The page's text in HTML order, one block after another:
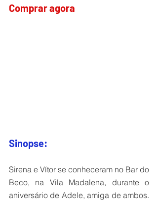
Comprar agora
Sinopse:
Sirena e Vítor se conheceram no Bar do
Beco, na Vila Madalena, durante o
aniversário de Adele, amiga de ambos.